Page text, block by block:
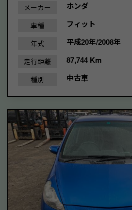
メーカー ホンダ
車種 フィット
年式 平成20年/2008年
走行距離 87,744 Km
種別 中古車